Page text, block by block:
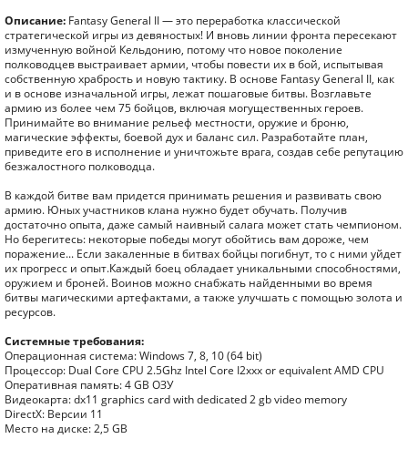
Описание: Fantasy General II — это переработка классической
стратегической игры из девяностых! И вновь линии фронта пересекают
измученную войной Кельдонию, потому что новое поколение
полководцев выстраивает армии, чтобы повести их в бой, испытывая
собственную храбрость и новую тактику. В основе Fantasy General II, как
и в основе изначальной игры, лежат пошаговые битвы. Возглавьте
армию из более чем 75 бойцов, включая могущественных героев.
Принимайте во внимание рельеф местности, оружие и броню,
магические эффекты, боевой дух и баланс сил. Разработайте план,
приведите его в исполнение и уничтожьте врага, создав себе репутацию
безжалостного полководца.
В каждой битве вам придется принимать решения и развивать свою
армию. Юных участников клана нужно будет обучать. Получив
достаточно опыта, даже самый наивный салага может стать чемпионом.
Но берегитесь: некоторые победы могут обойтись вам дороже, чем
поражение... Если закаленные в битвах бойцы погибнут, то с ними уйдет
их прогресс и опыт.Каждый боец обладает уникальными способностями,
оружием и броней. Воинов можно снабжать найденными во время
битвы магическими артефактами, а также улучшать с помощью золота и
ресурсов.
Системные требования:
Операционная система: Windows 7, 8, 10 (64 bit)
Процессор: Dual Core CPU 2.5Ghz Intel Core I2xxx or equivalent AMD CPU
Оперативная память: 4 GB ОЗУ
Видеокарта: dx11 graphics card with dedicated 2 gb video memory
DirectX: Версии 11
Место на диске: 2,5 GB